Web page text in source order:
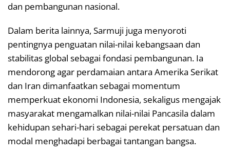
dan pembangunan nasional.
Dalam berita lainnya, Sarmuji juga menyoroti
pentingnya penguatan nilai-nilai kebangsaan dan
stabilitas global sebagai fondasi pembangunan. Ia
mendorong agar perdamaian antara Amerika Serikat
dan Iran dimanfaatkan sebagai momentum
memperkuat ekonomi Indonesia, sekaligus mengajak
masyarakat mengamalkan nilai-nilai Pancasila dalam
kehidupan sehari-hari sebagai perekat persatuan dan
modal menghadapi berbagai tantangan bangsa.